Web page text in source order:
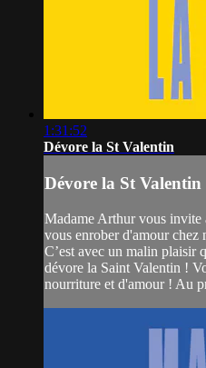
1:31:52
Dévore la St Valentin
Dévore la St Valentin
Madame Arthur vous invite
vous enrober d'amour chez
C’est avec un malin plaisir
dévore la Saint Valentin !
nourriture et d'amour ! Au